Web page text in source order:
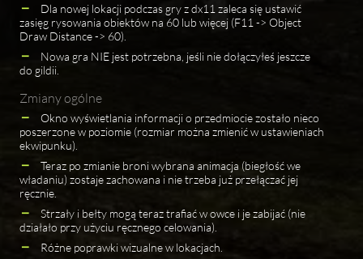
Dla nowej lokacji podczas gry z dx11 zaleca się ustawić
zasięg rysowania obiektów na 60 lub więcej (F11 -> Object
Draw Distance -> 60).
Nowa gra NIE jest potrzebna, jeśli nie dołączyłeś jeszcze
do gildii.
Zmiany ogólne
Okno wyświetlania informacji o przedmiocie zostało nieco
poszerzone w poziomie (rozmiar można zmienić w ustawieniach
ekwipunku).
Teraz po zmianie broni wybrana animacja (biegłość we
władaniu) zostaje zachowana i nie trzeba już przełączać jej
ręcznie.
Strzały i bełty mogą teraz trafiać w owce i je zabijać (nie
działało przy użyciu ręcznego celowania).
Różne poprawki wizualne w lokacjach.